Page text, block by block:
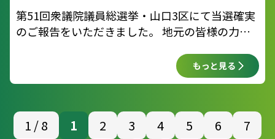
第51回衆議院議員総選挙・山口3区にて当選確実
のご報告をいただきました。 地元の皆様の力強
り感謝申し上げます。 皆様の思いを背負い、国
もっと見る
1 / 8 1 2 3 4 5 6
7